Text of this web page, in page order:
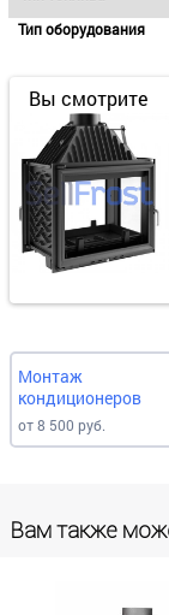
Тип оборудования
Вы смотрите
Монтаж
кондиционеров
от 8 500 руб.
Вам также